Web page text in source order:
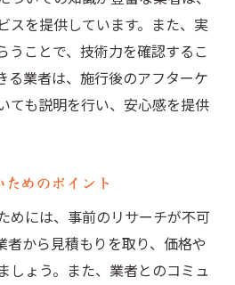
スを提供しています。また、実
うことで、技術力を確認するこ
る業者は、施行後のアフターケ
ても説明を行い、安心感を提供
めのポイント
めには、事前のリサーチが不可
者から見積もりを取り、価格や
しょう。また、業者とのコミュ